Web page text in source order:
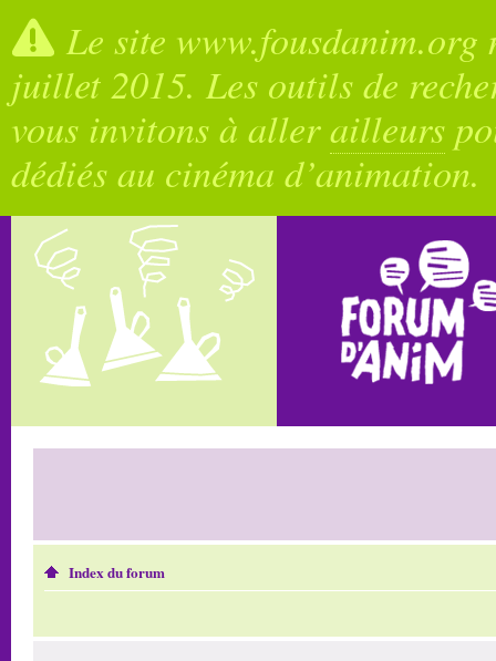
Le site
juillet 2015. Les outils de
vous invitons à allerailleurs
dédiés au cinéma d’animation.
Index du forum